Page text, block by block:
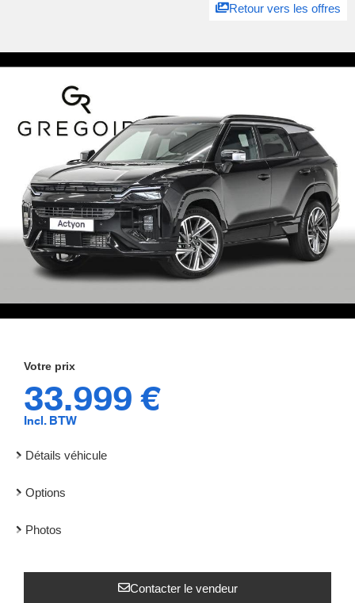
Retour vers les offres
33.999 €
Incl. BTW
Détails véhicule
Options
Photos
Contacter le vendeur